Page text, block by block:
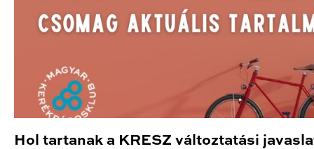
Hol tartanak a KRESZ változtatási